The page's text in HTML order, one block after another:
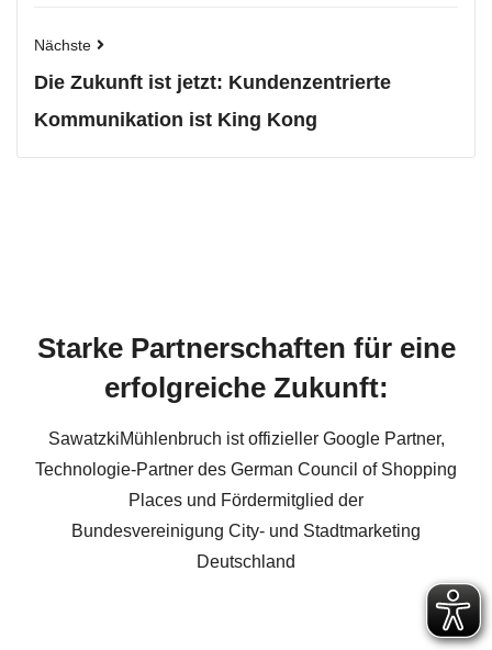
Nächste
Die Zukunft ist jetzt: Kundenzentrierte
Kommunikation ist King Kong
Starke Partnerschaften für eine
erfolgreiche Zukunft:
SawatzkiMühlenbruch ist offizieller Google Partner,
Technologie-Partner des German Council of Shopping
Places und Fördermitglied der
Bundesvereinigung City- und Stadtmarketing
Deutschland